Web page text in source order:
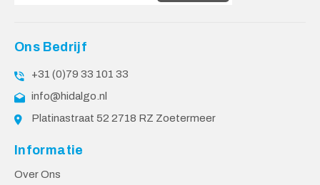
Ons Bedrijf
+31 (0)79 33 101 33
info@hidalgo.nl
Platinastraat 52 2718 RZ Zoetermeer
Informatie
Over Ons